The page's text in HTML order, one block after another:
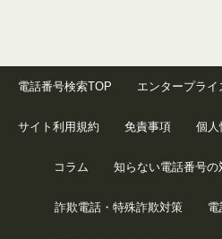
電話番号検索TOP エンタープラ
サイト利用規約 免責事項 個人
コラム 知らない電話番号の
詐欺電話・特殊詐欺対策